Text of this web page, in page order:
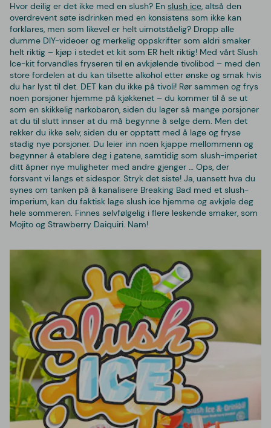
Hvor deilig er det ikke med en slush? En slush ice, altså den
overdrevent søte isdrinken med en konsistens som ikke kan
forklares, men som likevel er helt uimotståelig? Dropp alle
dumme DIY-videoer og merkelig oppskrifter som aldri smaker
helt riktig – kjøp i stedet et kit som ER helt riktig! Med vårt Slush
Ice-kit forvandles fryseren til en avkjølende tivolibod – med den
store fordelen at du kan tilsette alkohol etter ønske og smak hvis
du har lyst til det. DET kan du ikke på tivoli! Rør sammen og frys
noen porsjoner hjemme på kjøkkenet – du kommer til å se ut
som en skikkelig narkobaron, siden du lager så mange porsjoner
at du til slutt innser at du må begynne å selge dem. Men det
rekker du ikke selv, siden du er opptatt med å lage og fryse
stadig nye porsjoner. Du leier inn noen kjappe mellommenn og
begynner å etablere deg i gatene, samtidig som slush-imperiet
ditt åpner nye muligheter med andre gjenger … Ops, der
forsvant vi langs et sidespor. Stryk det siste! Ja, uansett hva du
synes om tanken på å kanalisere Breaking Bad med et slush-
imperium, kan du faktisk lage slush ice hjemme og avkjøle deg
hele sommeren. Finnes selvfølgelig i flere leskende smaker, som
Mojito og Strawberry Daiquiri. Nam!